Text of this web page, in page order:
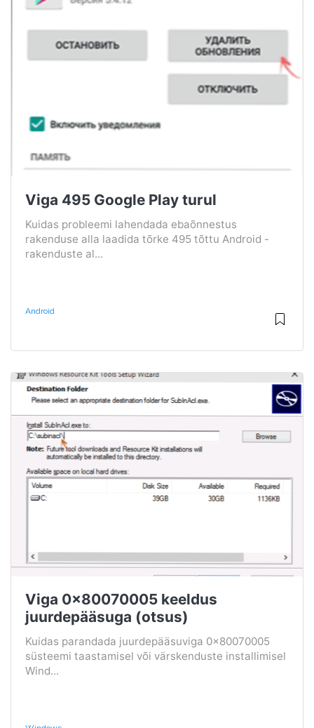
Viga 495 Google Play turul
Kuidas probleemi lahendada ebaõnnestus
rakenduse alla laadida tõrke 495 tõttu Android -
rakenduste al...
Android
Viga 0x80070005 keeldus
juurdepääsuga (otsus)
Kuidas parandada juurdepääsuviga 0x80070005
süsteemi taastamisel või värskenduste installimisel
Wind...